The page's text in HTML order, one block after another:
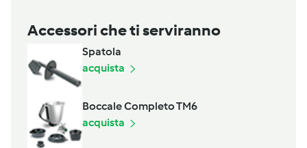
Accessori che ti serviranno
Spatola
acquista
Boccale Completo TM6
acquista